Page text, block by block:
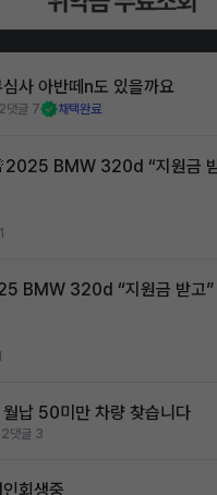
사 아반떼n도 있을까요
댓글 7 채택완료
BMW 320d “지원금
BMW 320d “지원금 받고”
납 50미만 차량 찾습니다
댓글 3
회생중